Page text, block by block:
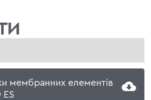
мембранних елементів